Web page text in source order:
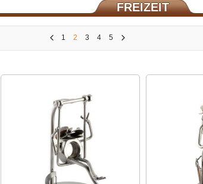
FREIZEIT
1 2 3 4 5